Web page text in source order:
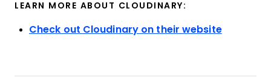
LEARN MORE ABOUT CLOUDINARY:
Check out Cloudinary on their website